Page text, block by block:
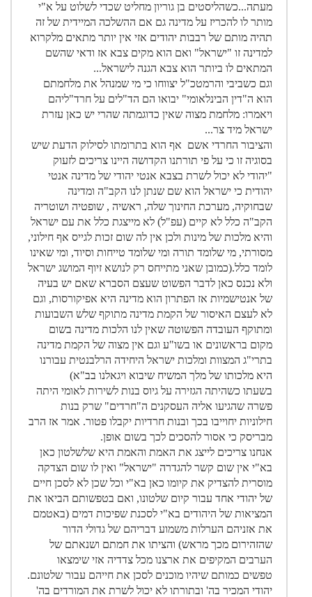
מעתה...כשהליסטים בן גוריון מחליט שכדי לשלוט על א"י
מותר לו להכריז על מדינה גם אם ההשלכה המיידית של זה
תהיה מותם של רבבות יהודים אזי אין יותר מתאים מלקרוא
למדינה זו "ישראל" ואם הוא מקים צבא אז ודאי שהשם
המתאים לו ביותר הוא צבא הגנה לישראל...
וגם כשביבי והרמטכ"ל יצווחו כי מי שמנהל את מלחמתם
הוא ה"דין הבינלאומי" יבואו הם הד"לים על חרד"ליהם
ויאמרו: מלחמת מצוה שאין כדוגמתה שהרי יש כאן עזרת
ישראל מיד צר...
והציבור החרדי אשם אף הוא בתרומתו לסילוק הדעת שיש
בסוגיה זו כי על פי תורתנו הקדושה היינו צריכים לזעוק
"יהודי לא יכול לשרת בצבא אנטי יהודי של מדינה אנטי
יהודית כי ישראל הוא שם שנתן לנו הקב"ה ומדינה
שבחוקיה, מערכת החינוך שלה, ראשיה , שופטיה ושוטריה
הקב"ה כלל לא קיים (עפ"ל) לא מייצגת כלל את עם ישראל
והיא מלכות של מינות ולכן אין לה שום זכות לגייס אף חילוני,
מסורתי, מי שלומד תורה ומי שלומד טייחות וסיוד, ומי שאינו
לומד כלל.(כמובן שאני מתייחס רק לנושא זיוף המושג ישראל
ולא נכנס כאן לדבר הפשוט שעצם הסברא שאם יש בעיה
של אנטישמיות אז הפתרון הוא מדינה היא אפיקורסות, וגם
לא לעצם האיסור של הקמת מדינה מתוקף שלש השבועות
ומתוקף העובדה הפשוטה שאין לנו הלכות מדינה בשום
מקום בראשונים או בשו"ע וגם אין מצוה של הקמת מדינה
בתרי"ג המצוות ומלכות ישראל היחידה הרלבנטית עבורנו
היא מלכותו של מלך המשיח שיבוא ויגאלנו בב"א)
בשעתו כשהיתה הגזירה על גיוס בנות לשירות לאומי היתה
פשרה שהגיעו אליה העסקנים ה"חרדים" שרק בנות
חילוניות יחוייבו בכך ובנות חרדיות יקבלו פטור. אמר אז הרב
מבריסק כי אסור להסכים לכך בשום אופן.
אנחנו צריכים לייצג את האמת והאמת היא שלשלטון כאן
בא"י אין שום קשר להגדרה "ישראל" ואין לו שום הצדקה
מוסרית להצדיק את קיומו כאן בא"י וכל שכן לא לסכן חיים
של יהודי אחד עבור קיום שלטונו, ואם בטפשותם הביאו את
המציאות של היהודים בא"י לסכנת שפיכות דמים (באטמם
את אזניהם הערלות משמוע דבריהם של גדולי הדור
שהזהירום מכך מראש) והציתו את חמתם ושנאתם של
הערבים המקיפים את ארצנו מכל צדדיה אזי שימצאו
טפשים כמותם שיהיו מוכנים לסכן את חייהם עבור שלטונם.
יהודי המכיר בה' ובתורתו לא יכול לשרת את המורדים בה'